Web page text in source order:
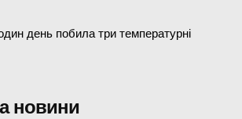
день побила три температурні
новини